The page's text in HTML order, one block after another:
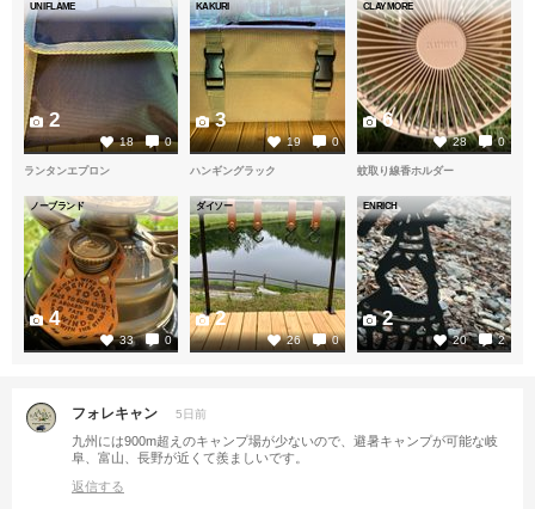
UNIFLAME
18 0
2
KAKURI
19 0
3
CLAYMORE
28 0
6
ランタンエプロン
ノーブランド
33 0
4
ハンギングラック
ダイソー
26 0
2
蚊取り線香ホルダー
ENRICH
20 2
2
フォレキャン 5日前
九州には900m超えのキャンプ場が少ないので、避暑キャンプが可能な岐
阜、富山、長野が近くて羨ましいです。
返信する